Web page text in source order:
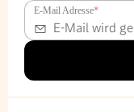
E-Mail Adresse*